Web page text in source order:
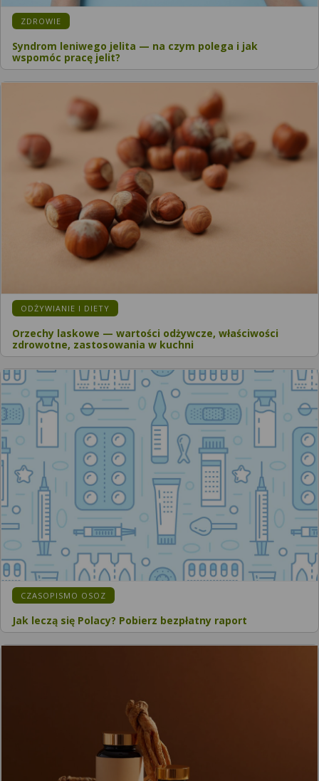
ZDROWIE
Syndrom leniwego jelita — na czym polega i jak
wspomóc pracę jelit?
ODŻYWIANIE I DIETY
Orzechy laskowe — wartości odżywcze, właściwości
zdrowotne, zastosowania w kuchni
CZASOPISMO OSOZ
Jak leczą się Polacy? Pobierz bezpłatny raport